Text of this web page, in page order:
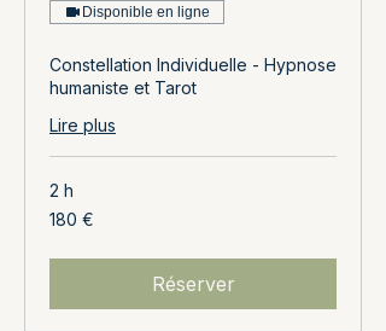
Disponible en ligne
Constellation Individuelle - Hypnose
humaniste et Tarot
Lire plus
2 h
180
euros
180 €
Réserver